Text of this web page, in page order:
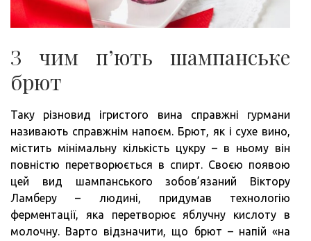
З чим п’ють шампанське
брют
Таку різновид ігристого вина справжні гурмани
називають справжнім напоєм. Брют, як і сухе вино,
містить мінімальну кількість цукру – в ньому він
повністю перетворюється в спирт. Своєю появою
цей вид шампанського зобов’язаний Віктору
Ламберу – людині, придумав технологію
ферментації, яка перетворює яблучну кислоту в
молочну. Варто відзначити, що брют – напій «на